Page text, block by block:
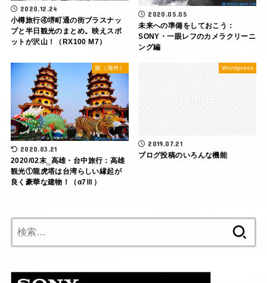
2020.12.24
小樽旅行④堺町通の街ブラスナッ
プと半日観光のまとめ。映えスポ
ットが沢山！（RX100 M7）
2020.05.05
未来への準備をしておこう：
SONY・一眼レフのカメラクリーニ
ング編
旅（海外）
2020.03.21
2020/02末‗高雄・台中旅行：高雄
観光①龍虎塔は台湾らしい縁起が
良く豪華な建物！（α7Ⅲ）
Wordpress
2019.07.21
ブログ投稿のいろんな機能
索: